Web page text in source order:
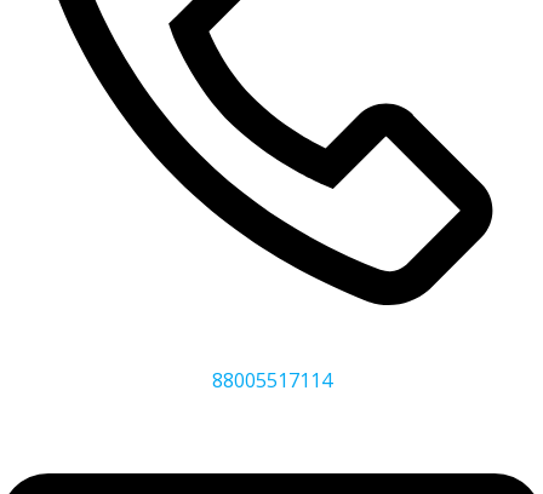
88005517114